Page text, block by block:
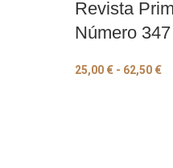
Revista
Número 347
25,00 € - 62,50 €